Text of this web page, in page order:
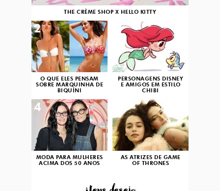
THE CRÈME SHOP X HELLO KITTY
O QUE ELES PENSAM
SOBRE MARQUINHA DE
BIQUÍNI
2
PERSONAGENS DISNEY
E AMIGOS EM ESTILO
CHIBI
3
MODA PARA MULHERES
ACIMA DOS 50 ANOS
4
AS ATRIZES DE GAME
OF THRONES